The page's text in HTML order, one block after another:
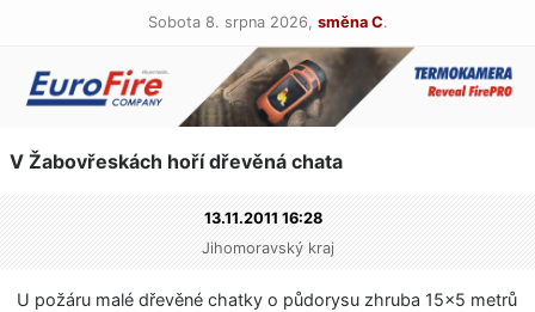
Sobota 8. srpna 2026, směna C.
V Žabovřeskách hoří dřevěná chata
13.11.2011 16:28
Jihomoravský kraj
U požáru malé dřevěné chatky o půdorysu zhruba 15×5 metrů